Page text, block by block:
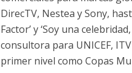
DirecTV, Nestea y Sony,
Factor’ y ‘Soy una
consultora para UNICEF,
primer nivel como Copas